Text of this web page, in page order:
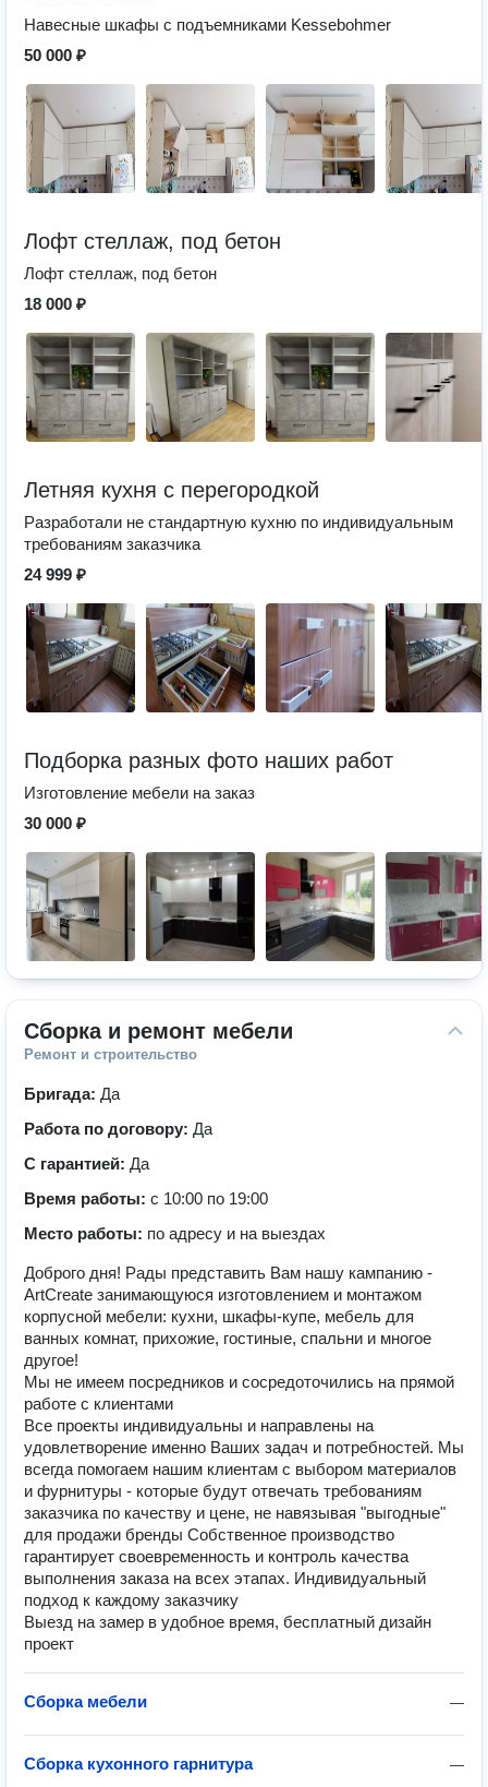
Навесные шкафы с подъемниками Kessebohmer
50 000 ₽
Лофт стеллаж, под бетон
Лофт стеллаж, под бетон
18 000 ₽
Летняя кухня с перегородкой
Разработали не стандартную кухню по индивидуальным
требованиям заказчика
24 999 ₽
Подборка разных фото наших работ
Изготовление мебели на заказ
30 000 ₽
Сборка и ремонт мебели
Ремонт и строительство
Бригада: Да
Работа по договору: Да
С гарантией: Да
Время работы: с 10:00 по 19:00
Место работы: по адресу и на выездах
Доброго дня! Рады представить Вам нашу кампанию -
ArtCreate занимающуюся изготовлением и монтажом
корпусной мебели: кухни, шкафы-купе, мебель для
ванных комнат, прихожие, гостиные, спальни и многое
другое!
Мы не имеем посредников и сосредоточились на прямой
работе с клиентами
Все проекты индивидуальны и направлены на
удовлетворение именно Ваших задач и потребностей. Мы
всегда помогаем нашим клиентам с выбором материалов
и фурнитуры - которые будут отвечать требованиям
заказчика по качеству и цене, не навязывая "выгодные"
для продажи бренды Собственное производство
гарантирует своевременность и контроль качества
выполнения заказа на всех этапах. Индивидуальный
подход к каждому заказчику
Выезд на замер в удобное время, бесплатный дизайн
проект
—
Сборка мебели
—
Сборка кухонного гарнитура